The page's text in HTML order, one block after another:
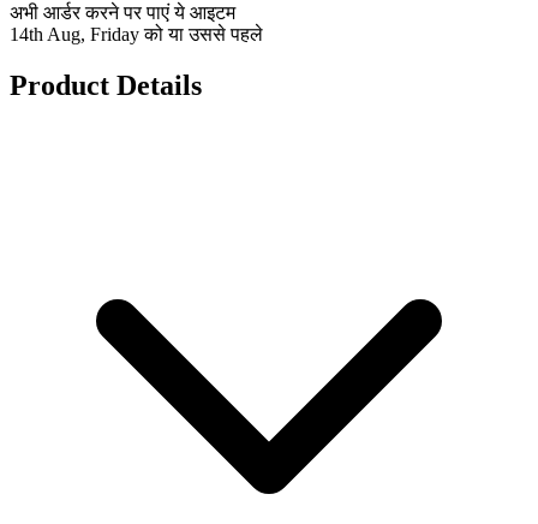
अभी आर्डर करने पर पाएं ये आइटम
14th Aug, Friday को या उससे पहले
Product Details